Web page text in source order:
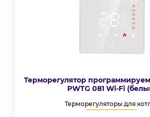
Терморегулятор
PWTG 081 Wi-Fi
Терморегуляторы для